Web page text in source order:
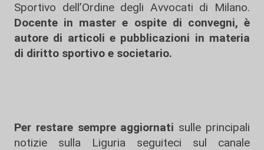
Sportivo dell’Ordine degli Avvocati di Milano.
Docente in master e ospite di convegni, è
autore di articoli e pubblicazioni in materia
di diritto sportivo e societario.
Per restare sempre aggiornati sulle principali
notizie sulla Liguria seguiteci sul canale